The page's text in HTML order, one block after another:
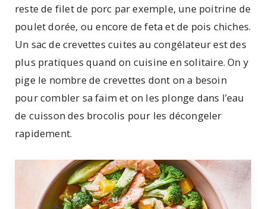
reste de filet de porc par exemple, une poitrine de
poulet dorée, ou encore de feta et de pois chiches.
Un sac de crevettes cuites au congélateur est des
plus pratiques quand on cuisine en solitaire. On y
pige le nombre de crevettes dont on a besoin
pour combler sa faim et on les plonge dans l’eau
de cuisson des brocolis pour les décongeler
rapidement.